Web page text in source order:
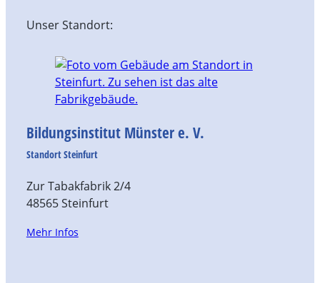
Unser Standort:
Bildungsinstitut Münster e. V.
Standort Steinfurt
Zur Tabakfabrik 2/4
48565 Steinfurt
Mehr Infos